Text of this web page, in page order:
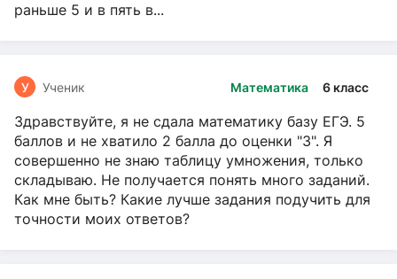
раньше 5 и в пять в...
Математика 6 класс
У Ученик
Здравствуйте, я не сдала математику базу ЕГЭ. 5
баллов и не хватило 2 балла до оценки "3". Я
совершенно не знаю таблицу умножения, только
складываю. Не получается понять много заданий.
Как мне быть? Какие лучше задания подучить для
точности моих ответов?